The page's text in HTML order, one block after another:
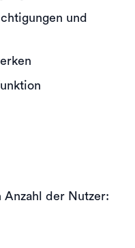
und
Anzahl der Nutzer: